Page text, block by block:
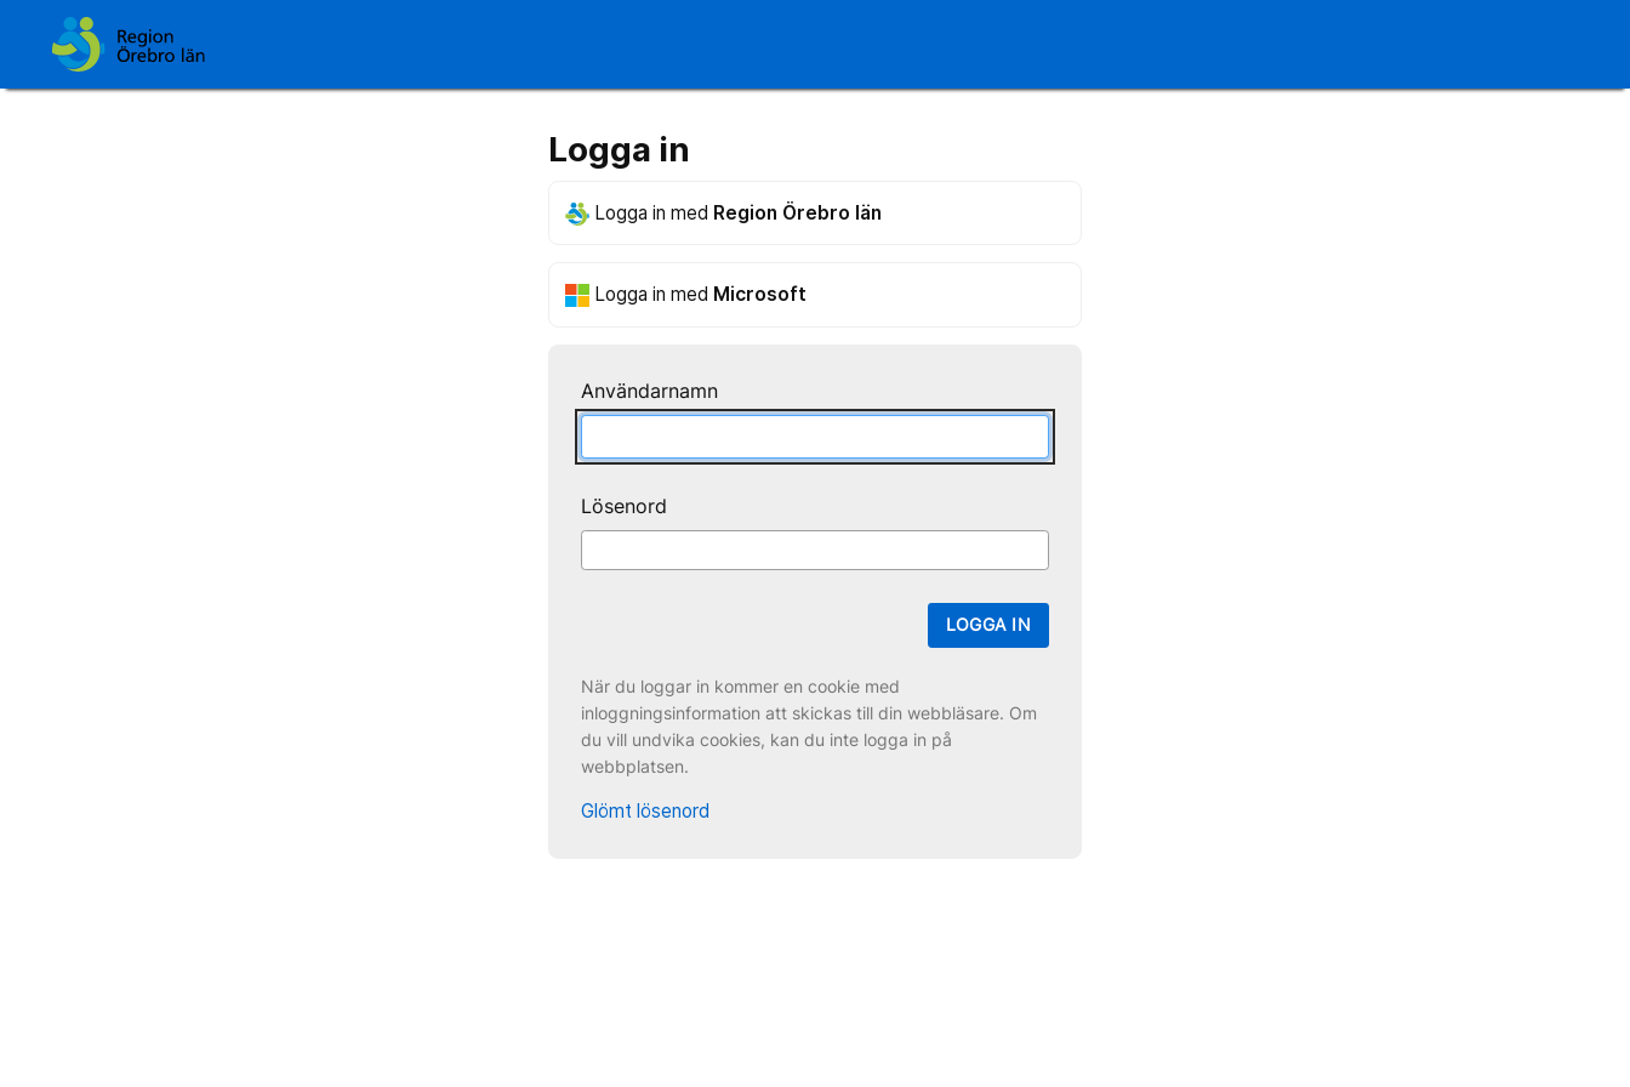
Logga in
Logga in med Region Örebro län
Logga in med Microsoft
Användarnamn
Lösenord
LOGGA IN
När du loggar in kommer en cookie med
inloggningsinformation att skickas till din webbläsare. Om
du vill undvika cookies, kan du inte logga in på
webbplatsen.
Glömt lösenord